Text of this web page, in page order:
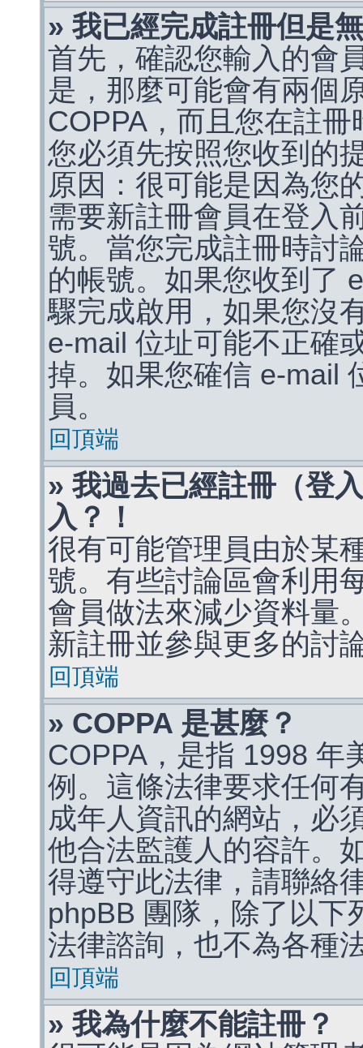
» 我已經完成註冊但是
首先，確認您輸入的會
是，那麼可能會有兩個
COPPA，而且您在註
您必須先按照您收到的
原因：很可能是因為您
需要新註冊會員在登入
號。當您完成註冊時討
的帳號。如果您收到了
驟完成啟用，如果您沒
e-mail 位址可能不正確
掉。如果您確信 e-mail
員。
回頂端
» 我過去已經註冊（登
入？！
很有可能管理員由於某
號。有些討論區會利用
會員做法來減少資料量
新註冊並參與更多的討
回頂端
» COPPA 是甚麼？
COPPA，是指 1998 年
例。這條法律要求任何
成年人資訊的網站，必
他合法監護人的容許。
得遵守此法律，請聯絡
phpBB 團隊，除了以下
法律諮詢，也不為各種
回頂端
» 我為什麼不能註冊？